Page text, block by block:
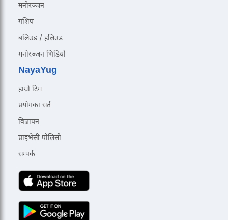
मनोरञ्जन
गशिप
बलिउड / हलिउड
मनोरञ्जन भिडियो
NayaYug
हाम्रो टिम
प्रयोगका सर्त
विज्ञापन
प्राइभेसी पोलिसी
सम्पर्क